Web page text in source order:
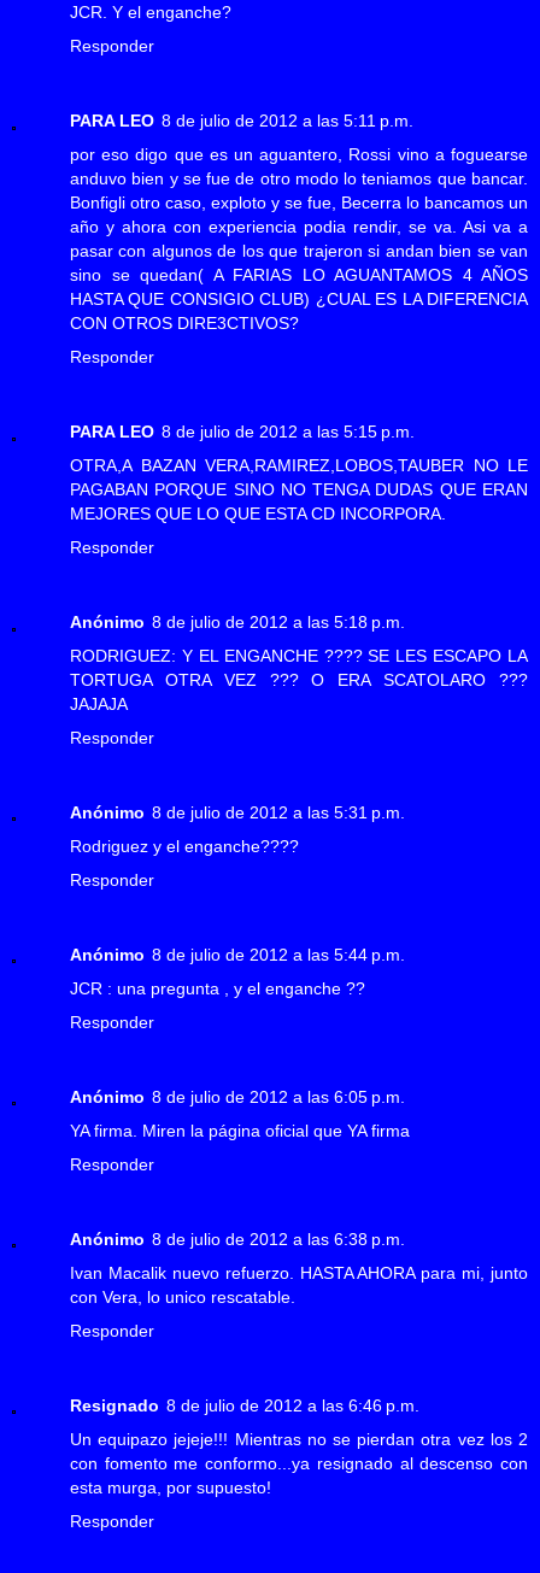
JCR. Y el enganche?
Responder
PARA LEO 8 de julio de 2012 a las 5:11 p.m.
por eso digo que es un aguantero, Rossi vino a foguearse
anduvo bien y se fue de otro modo lo teniamos que bancar.
Bonfigli otro caso, exploto y se fue, Becerra lo bancamos un
año y ahora con experiencia podia rendir, se va. Asi va a
pasar con algunos de los que trajeron si andan bien se van
sino se quedan( A FARIAS LO AGUANTAMOS 4 AÑOS
HASTA QUE CONSIGIO CLUB) ¿CUAL ES LA DIFERENCIA
CON OTROS DIRE3CTIVOS?
Responder
PARA LEO 8 de julio de 2012 a las 5:15 p.m.
OTRA,A BAZAN VERA,RAMIREZ,LOBOS,TAUBER NO LE
PAGABAN PORQUE SINO NO TENGA DUDAS QUE ERAN
MEJORES QUE LO QUE ESTA CD INCORPORA.
Responder
Anónimo 8 de julio de 2012 a las 5:18 p.m.
RODRIGUEZ: Y EL ENGANCHE ???? SE LES ESCAPO LA
TORTUGA OTRA VEZ ??? O ERA SCATOLARO ???
JAJAJA
Responder
Anónimo 8 de julio de 2012 a las 5:31 p.m.
Rodriguez y el enganche????
Responder
Anónimo 8 de julio de 2012 a las 5:44 p.m.
JCR : una pregunta , y el enganche ??
Responder
Anónimo 8 de julio de 2012 a las 6:05 p.m.
YA firma. Miren la página oficial que YA firma
Responder
Anónimo 8 de julio de 2012 a las 6:38 p.m.
Ivan Macalik nuevo refuerzo. HASTA AHORA para mi, junto
con Vera, lo unico rescatable.
Responder
Resignado 8 de julio de 2012 a las 6:46 p.m.
Un equipazo jejeje!!! Mientras no se pierdan otra vez los 2
con fomento me conformo...ya resignado al descenso con
esta murga, por supuesto!
Responder